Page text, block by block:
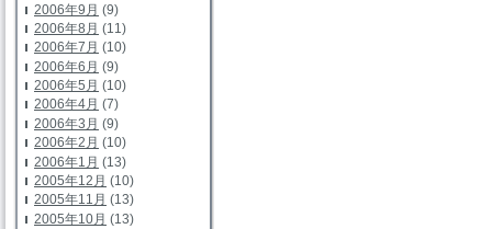
2006年9月 (9)
2006年8月 (11)
2006年7月 (10)
2006年6月 (9)
2006年5月 (10)
2006年4月 (7)
2006年3月 (9)
2006年2月 (10)
2006年1月 (13)
2005年12月 (10)
2005年11月 (13)
2005年10月 (13)